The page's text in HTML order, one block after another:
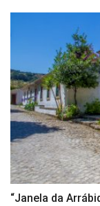
“Janela da